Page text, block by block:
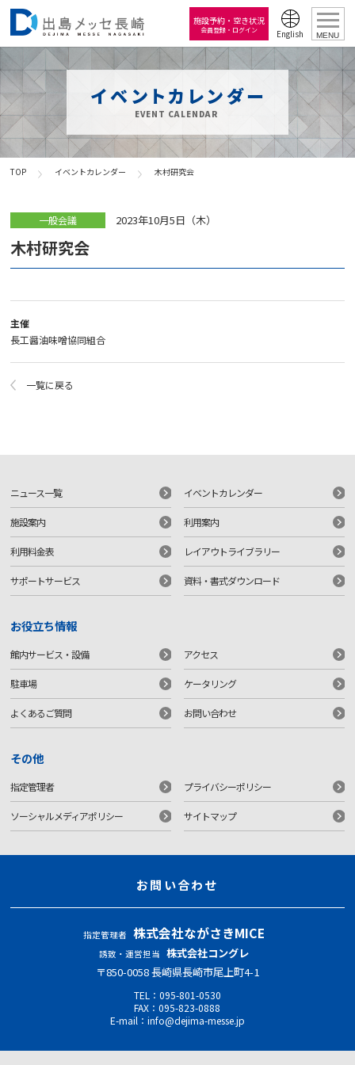
施設予約・空き状況
会員登録・ログイン English MENU
イベントカレンダー
EVENT CALENDAR
TOP イベントカレンダー 木村研究会
一般会議 2023年10月5日（木）
木村研究会
主催
長工醤油味噌協同組合
一覧に戻る
ニュース一覧 イベントカレンダー
施設案内 利用案内
利用料金表 レイアウトライブラリー
サポートサービス 資料・書式ダウンロード
お役立ち情報
館内サービス・設備 アクセス
駐車場 ケータリング
よくあるご質問 お問い合わせ
その他
指定管理者 プライバシーポリシー
ソーシャルメディアポリシー サイトマップ
お問い合わせ
指定管理者 株式会社ながさきMICE
誘致・運営担当
株式会社コングレ
〒850-0058 ⻑崎県⻑崎市尾上町4-1
TEL： 095-801-0530
FAX：095-823-0888
E-mail： info@dejima-messe.jp